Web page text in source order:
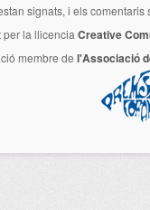
signats, i els
per la llicencia Creative
membre de l'Associació